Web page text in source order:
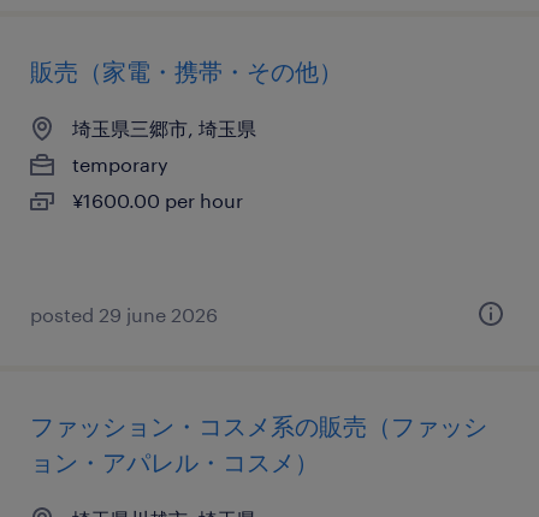
販売（家電・携帯・その他）
埼玉県三郷市, 埼玉県
temporary
¥1600.00 per hour
posted 29 june 2026
ファッション・コスメ系の販売（ファッシ
ョン・アパレル・コスメ）